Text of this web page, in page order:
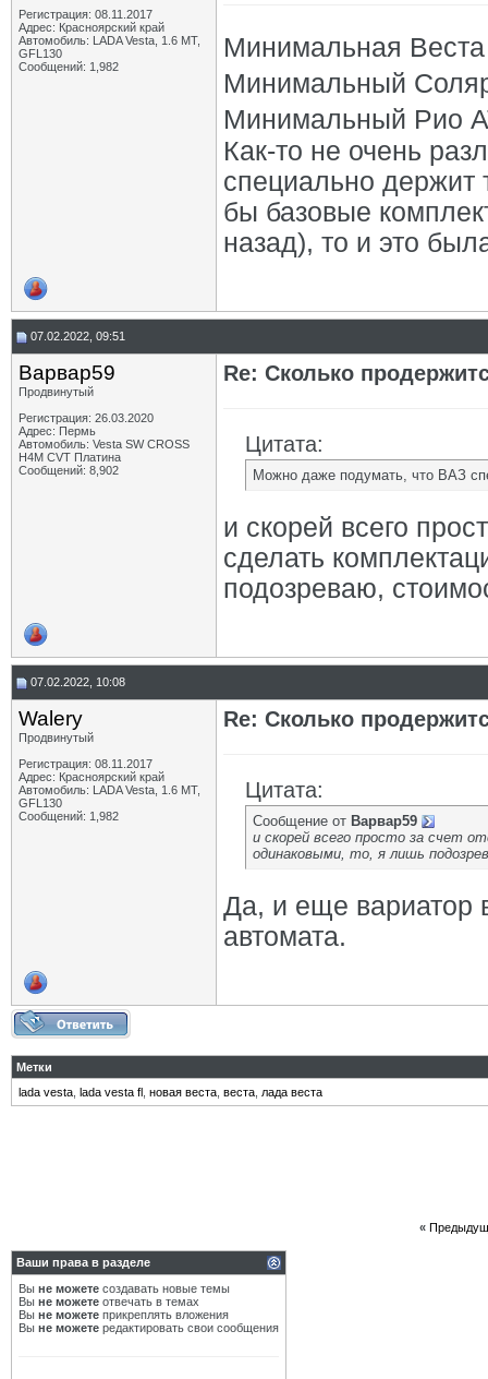
Регистрация: 08.11.2017
Адрес: Красноярский край
Автомобиль: LADA Vesta, 1.6 МТ,
GFL130
Сообщений: 1,982
Минимальная
Минимальный
Минимальный Рио
Как-то не очень
специально держит
бы базовые
назад), то и это
07.02.2022, 09:51
Варвар59
Продвинутый
Регистрация: 26.03.2020
Адрес: Пермь
Автомобиль: Vesta SW CROSS
H4M CVT Платина
Сообщений: 8,902
Re: Сколько
Цитата:
Можно даже подумать, что ВАЗ
и скорей всего
сделать
подозреваю,
07.02.2022, 10:08
Walery
Продвинутый
Регистрация: 08.11.2017
Адрес: Красноярский край
Автомобиль: LADA Vesta, 1.6 МТ,
GFL130
Сообщений: 1,982
Re: Сколько
Цитата:
Сообщение от Варвар59
и скорей всего просто за счет
одинаковыми, то, я лишь
Да, и еще вариатор
автомата.
Метки
lada vesta lada vesta fl новая веста веста лада веста
«
Ваши права в разделе
Вы не можете создавать новые темы
Вы не можете отвечать в темах
Вы не можете прикреплять вложения
Вы не можете редактировать свои сообщения